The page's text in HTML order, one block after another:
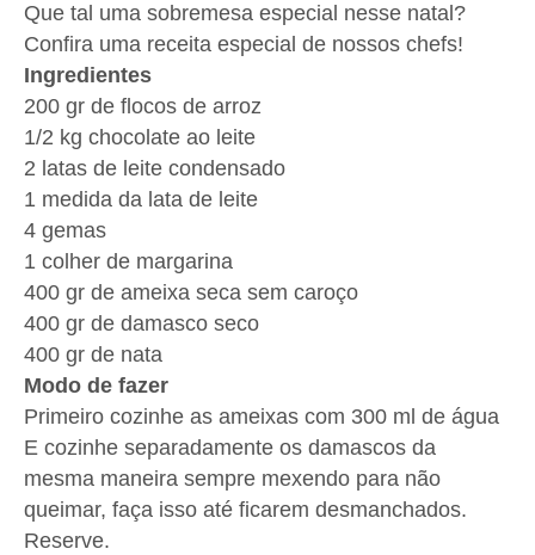
Que tal uma sobremesa especial nesse natal?
Confira uma receita especial de nossos chefs!
Ingredientes
200 gr de flocos de arroz
1/2 kg chocolate ao leite
2 latas de leite condensado
1 medida da lata de leite
4 gemas
1 colher de margarina
400 gr de ameixa seca sem caroço
400 gr de damasco seco
400 gr de nata
Modo de fazer
Primeiro cozinhe as ameixas com 300 ml de água
E cozinhe separadamente os damascos da
mesma maneira sempre mexendo para não
queimar, faça isso até ficarem desmanchados.
Reserve.